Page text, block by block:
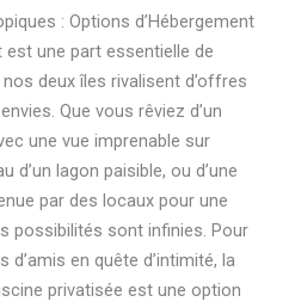
: Options d’Hébergement
est une part essentielle de
deux îles rivalisent d’offres
Que vous rêviez d’un
une vue imprenable sur
d’un lagon paisible, ou d’une
par des locaux pour une
possibilités sont infinies. Pour
en quête d’intimité, la
privatisée est une option